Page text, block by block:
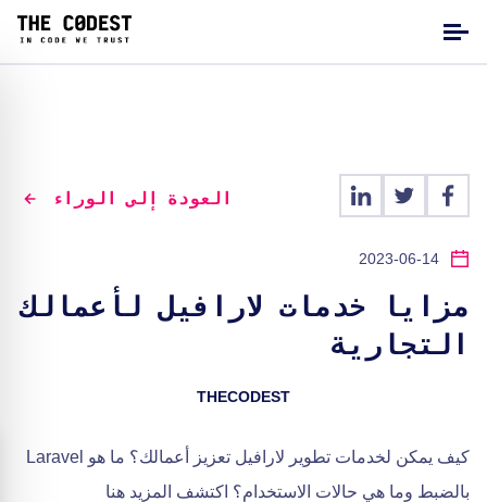
العودة إلى الوراء
2023-06-14
مزايا خدمات لارافيل لأعمالك
التجارية
THECODEST
كيف يمكن لخدمات تطوير لارافيل تعزيز أعمالك؟ ما هو Laravel
بالضبط وما هي حالات الاستخدام؟ اكتشف المزيد هنا